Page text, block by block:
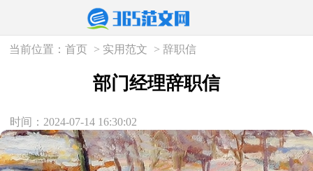
当前位置：首页 > 实用范文 >辞职信
部门经理辞职信
时间：2024-07-14 16:30:02